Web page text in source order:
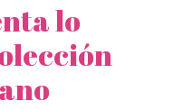
lo